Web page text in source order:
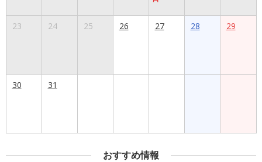
23 24 25 26 27 28 29
30 31
おすすめ情報